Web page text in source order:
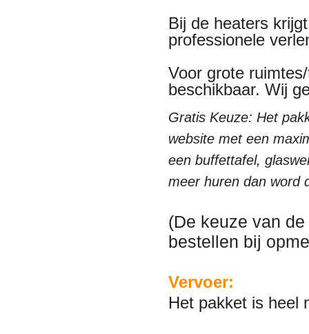
Bij de heaters
professionele
Voor grote
beschikbaar. Wij
Gratis Keuze: Het
website met een
een buffettafel,
meer huren dan word
(De keuze van
bestellen bij
Vervoer:
Het pakket is heel